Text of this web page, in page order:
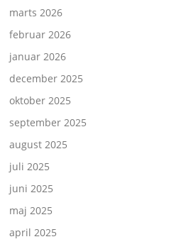
marts 2026
februar 2026
januar 2026
december 2025
oktober 2025
september 2025
august 2025
juli 2025
juni 2025
maj 2025
april 2025